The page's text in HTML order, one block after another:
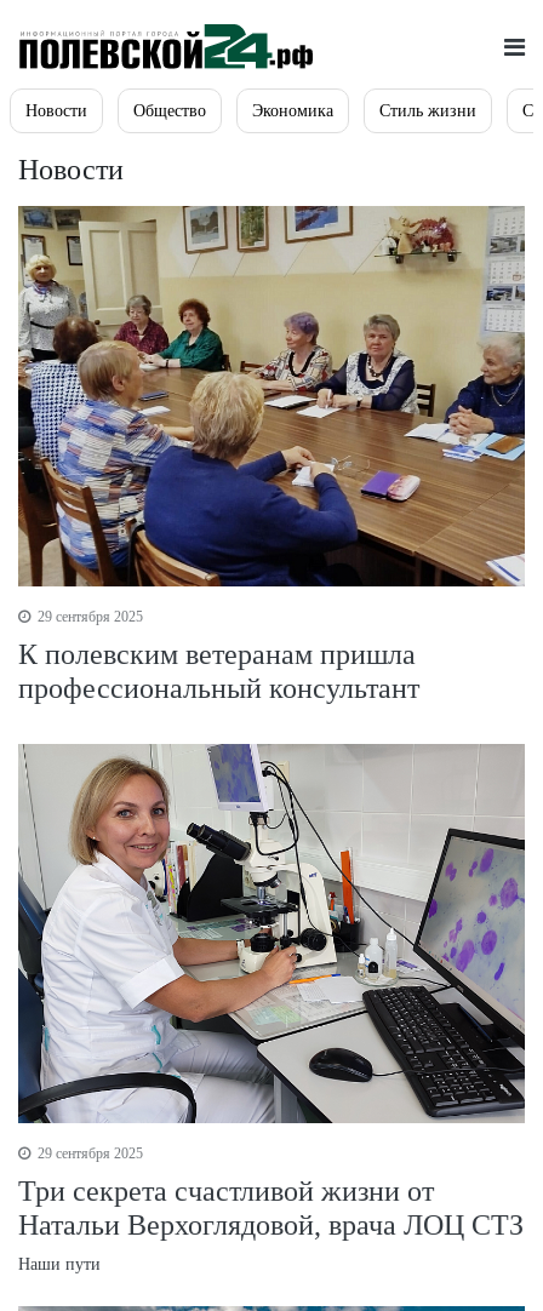
Новости Общество Экономика Стиль жизни
Новости
29 сентября 2025
К полевским ветеранам пришла
профессиональный консультант
29 сентября 2025
Три секрета счастливой жизни от
Натальи Верхоглядовой, врача ЛОЦ СТЗ
Наши пути